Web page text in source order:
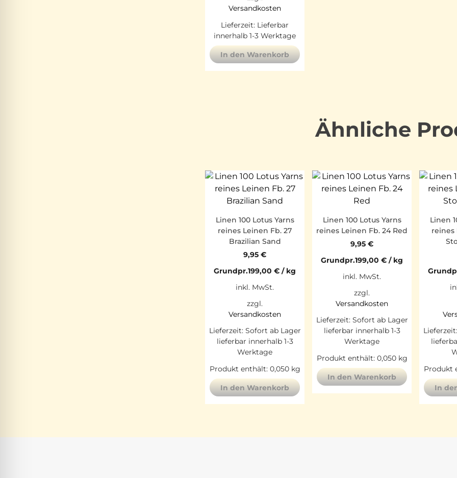
Versandkosten
Lieferzeit: Lieferbar
innerhalb 1-3 Werktage
In den Warenkorb
Ähnliche
Linen 100 Lotus Yarns
reines Leinen Fb. 27
Brazilian Sand
9,95 €
Grundpr.199,00 € / kg
inkl. MwSt.
zzgl.
Versandkosten
Lieferzeit: Sofort ab Lager
lieferbar innerhalb 1-3
Werktage
Produkt enthält: 0,050 kg
In den Warenkorb
Linen 100 Lotus Yarns
reines Leinen Fb. 24 Red
9,95 €
Grundpr.199,00 € / kg
inkl. MwSt.
zzgl.
Versandkosten
Lieferzeit: Sofort ab Lager
lieferbar innerhalb 1-3
Werktage
Produkt enthält: 0,050 kg
In den Warenkorb
Linen
reines
Lieferzeit:
Produkt
In